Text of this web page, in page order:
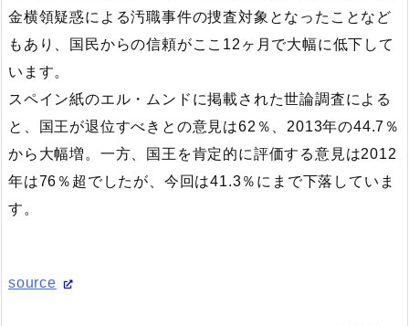
金横領疑惑による汚職事件の捜査対象となったことなど
もあり、国民からの信頼がここ12ヶ月で大幅に低下して
います。
スペイン紙のエル・ムンドに掲載された世論調査による
と、国王が退位すべきとの意見は62％、2013年の44.7％
から大幅増。一方、国王を肯定的に評価する意見は2012
年は76％超でしたが、今回は41.3％にまで下落していま
す。
source